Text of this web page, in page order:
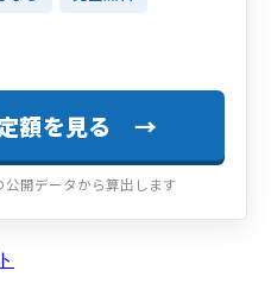
定額を見る →
開データから算出します